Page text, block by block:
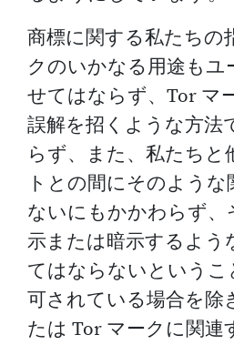
商標に関する私たちの
クのいかなる用途もユ
せてはならず、Tor マ
誤解を招くような方法
らず、また、私たちと
トとの間にそのような
ないにもかかわらず、
示または暗示するよう
てはならないというこ
可されている場合を除
たは Tor マークに関連